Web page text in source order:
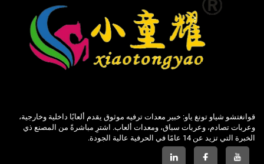
قوانغتشو شياو تونغ ياو: خبير معدات ترفيه موثوق يقدم ألعابًا داخلية وخارجية،
وعربات تصادم، وعربات سباق، ومعدات ألعاب. اشترِ مباشرةً من المصنع ذي
الخبرة التي تزيد عن 14 عامًا في الحرفية عالية الجودة.